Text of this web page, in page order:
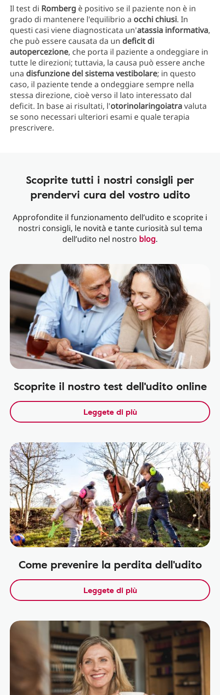
Il test di Romberg è positivo se il paziente non è in
grado di mantenere l'equilibrio a occhi chiusi. In
questi casi viene diagnosticata un'atassia informativa,
che può essere causata da un deficit di
autopercezione, che porta il paziente a ondeggiare in
tutte le direzioni; tuttavia, la causa può essere anche
una disfunzione del sistema vestibolare; in questo
caso, il paziente tende a ondeggiare sempre nella
stessa direzione, cioè verso il lato interessato dal
deficit. In base ai risultati, l'otorinolaringoiatravaluta
se sono necessari ulteriori esami e quale terapia
prescrivere.
Scoprite tutti i nostri consigli per
prendervi cura del vostro udito
Approfondite il funzionamento dell’udito e scoprite i
nostri consigli, le novità e tante curiosità sul tema
dell’udito nel nostro blog.
Scoprite il nostro test dell'udito online
Leggete di più
Come prevenire la perdita dell'udito
Leggete di più